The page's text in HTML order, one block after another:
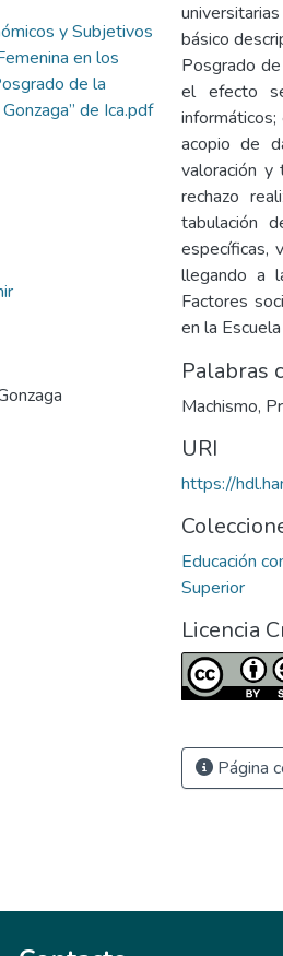
y Subjetivos
en los
de la
de Ica.pdf
básico
Posgrado
el efecto
acopio de
valoración y
rechazo
tabulación
específicas,
llegando a
Factores
en la
Palabras
Machismo,
URI
https://
Educación
Superior
Licencia
Página